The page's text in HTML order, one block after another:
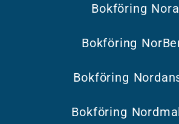
Bokföring Nora
Bokföring
Bokföring
Bokföring